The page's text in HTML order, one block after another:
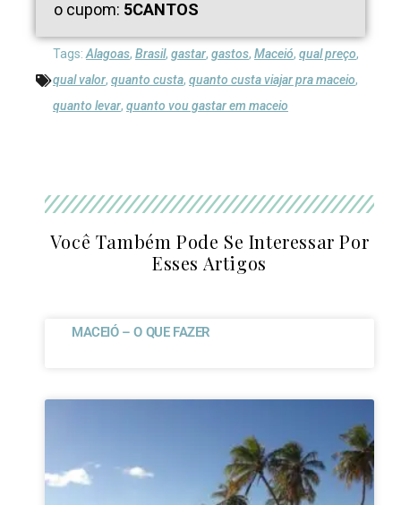
o cupom: 5CANTOS
Tags:Alagoas, Brasil, gastar, gastos, Maceió, qual preço,
qual valor, quanto custa, quanto custa viajar pra maceio,
quanto levar, quanto vou gastar em maceio
MACEIÓ – O QUE FAZER
Você Também Pode Se Interessar Por
Esses Artigos